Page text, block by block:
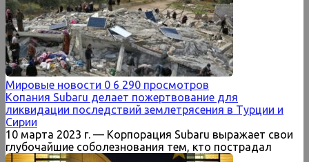
Мировые новости 0 6 290 просмотров
Копания Subaru делает пожертвование для
ликвидации последствий землетрясения в Турции и
Сирии
10 марта 2023 г. — Корпорация Subaru выражает свои
глубочайшие соболезнования тем, кто пострадал